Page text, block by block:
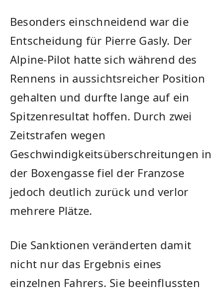
Besonders einschneidend war die
Entscheidung für Pierre Gasly. Der
Alpine-Pilot hatte sich während des
Rennens in aussichtsreicher Position
gehalten und durfte lange auf ein
Spitzenresultat hoffen. Durch zwei
Zeitstrafen wegen
Geschwindigkeitsüberschreitungen in
der Boxengasse fiel der Franzose
jedoch deutlich zurück und verlor
mehrere Plätze.
Die Sanktionen veränderten damit
nicht nur das Ergebnis eines
einzelnen Fahrers. Sie beeinflussten